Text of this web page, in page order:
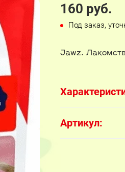
160 руб.
Под заказ,
Jawz.
Артикул: